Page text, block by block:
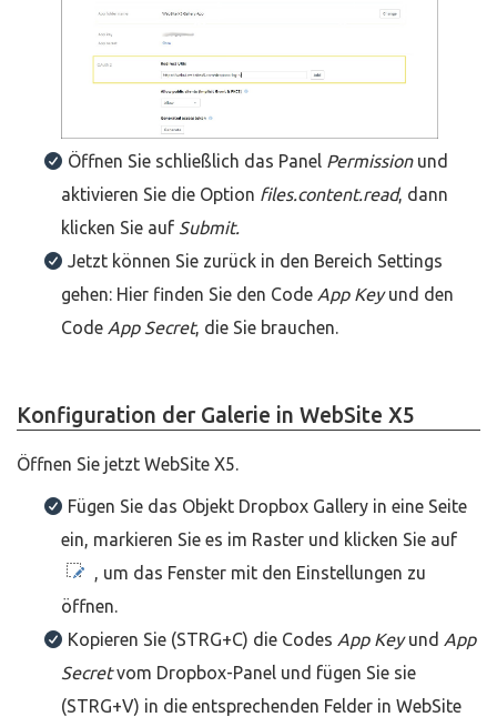
Öffnen Sie schließlich das Panel Permission und
aktivieren Sie die Option files.content.read, dann
klicken Sie auf Submit.
Jetzt können Sie zurück in den Bereich Settings
gehen: Hier finden Sie den Code App Keyund den
Code App Secret, die Sie brauchen.
Konfiguration der Galerie in WebSite X5
Öffnen Sie jetzt WebSite X5.
Fügen Sie das Objekt Dropbox Gallery in eine Seite
ein, markieren Sie es im Raster und klicken Sie auf
, um das Fenster mit den Einstellungen zu
öffnen.
Kopieren Sie (STRG+C) die Codes App Keyund App
Secretvom Dropbox-Panel und fügen Sie sie
(STRG+V) in die entsprechenden Felder in WebSite